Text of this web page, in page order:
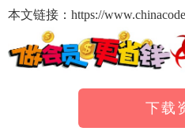
本文链接：https://
下载